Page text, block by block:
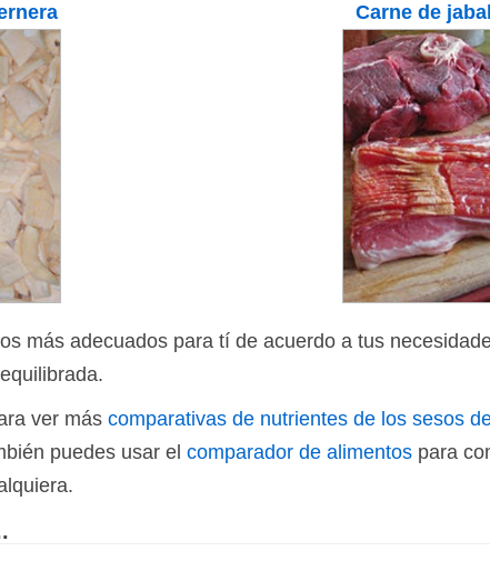
Carne de
más adecuados para tí de acuerdo a tus
ver más comparativas de nutrientes de los sesos
puedes usar el comparador de alimentos para